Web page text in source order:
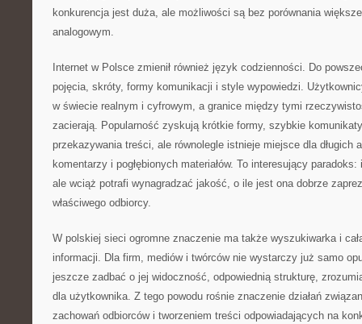
konkurencja jest duża, ale możliwości są bez porównania
analogowym.
Internet w Polsce zmienił również język codzienności. Do
pojęcia, skróty, formy komunikacji i style wypowiedzi.
w świecie realnym i cyfrowym, a granice między tymi
zacierają. Popularność zyskują krótkie formy, szybkie
przekazywania treści, ale równolegle istnieje miejsce dla długich
komentarzy i pogłębionych materiałów. To interesujący
ale wciąż potrafi wynagradzać jakość, o ile jest ona dobrze
właściwego odbiorcy.
W polskiej sieci ogromne znaczenie ma także wyszukiwarka i
informacji. Dla firm, mediów i twórców nie wystarczy już samo
jeszcze zadbać o jej widoczność, odpowiednią strukturę,
dla użytkownika. Z tego powodu rośnie znaczenie działań
zachowań odbiorców i tworzeniem treści odpowiadających na